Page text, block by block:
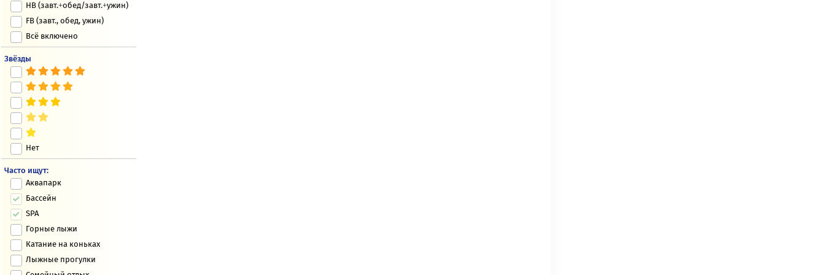
HB (завт.+обед/завт.+ужин)
FB (завт., обед, ужин)
Всё включено
Звёзды
Нет
Часто ищут:
Аквапарк
Бассейн
SPA
Горные лыжи
Катание на коньках
Лыжные прогулки